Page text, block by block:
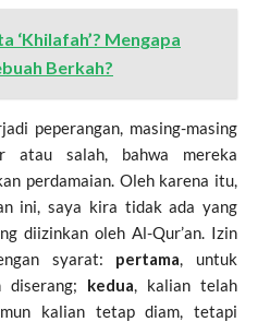
‘Khilafah’? Mengapa
Berkah?
peperangan, masing-masing
atau salah, bahwa mereka
perdamaian. Oleh karena itu,
ini, saya kira tidak ada yang
diizinkan oleh Al-Qur’an. Izin
syarat: pertama, untuk
diserang; kedua, kalian telah
kalian tetap diam, tetapi